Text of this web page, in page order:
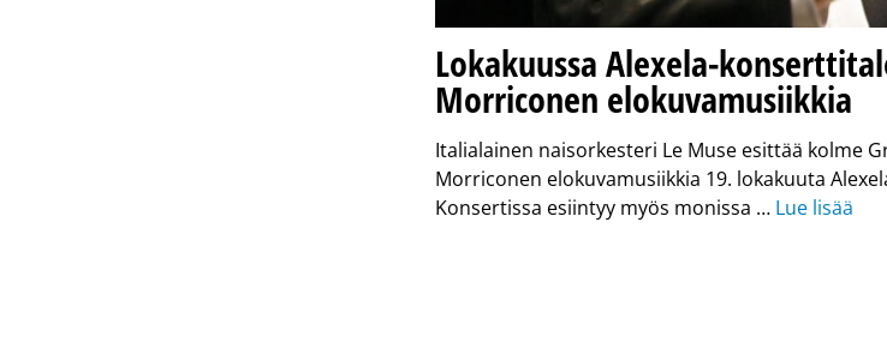
Lokakuussa Alexela-
Morriconen elokuvamusiikkia
Italialainen naisorkesteri Le Muse esittää kolme
Morriconen elokuvamusiikkia 19. lokakuuta
Konsertissa esiintyy myös monissa … Lue lisää